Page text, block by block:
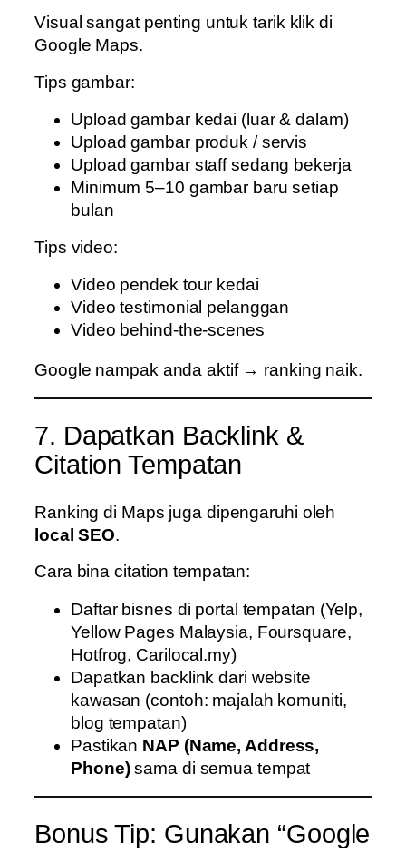
Visual sangat penting untuk tarik klik di
Google Maps.
Tips gambar:
Upload gambar kedai (luar & dalam)
Upload gambar produk / servis
Upload gambar staff sedang bekerja
Minimum 5–10 gambar baru setiap
bulan
Tips video:
Video pendek tour kedai
Video testimonial pelanggan
Video behind-the-scenes
Google nampak anda aktif → ranking naik.
7. Dapatkan Backlink &
Citation Tempatan
Ranking di Maps juga dipengaruhi oleh
local SEO.
Cara bina citation tempatan:
Daftar bisnes di portal tempatan (Yelp,
Yellow Pages Malaysia, Foursquare,
Hotfrog, Carilocal.my)
Dapatkan backlink dari website
kawasan (contoh: majalah komuniti,
blog tempatan)
Pastikan NAP (Name, Address,
Phone)sama di semua tempat
Bonus Tip: Gunakan “Google